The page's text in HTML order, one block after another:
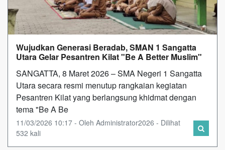
Wujudkan Generasi Beradab, SMAN 1 Sangatta
Utara Gelar Pesantren Kilat "Be A Better Muslim"
SANGATTA, 8 Maret 2026 – SMA Negeri 1 Sangatta
Utara secara resmi menutup rangkaian kegiatan
Pesantren Kilat yang berlangsung khidmat dengan
tema "Be A Be
11/03/2026 10:17 - Oleh Administrator2026 - Dilihat
532 kali